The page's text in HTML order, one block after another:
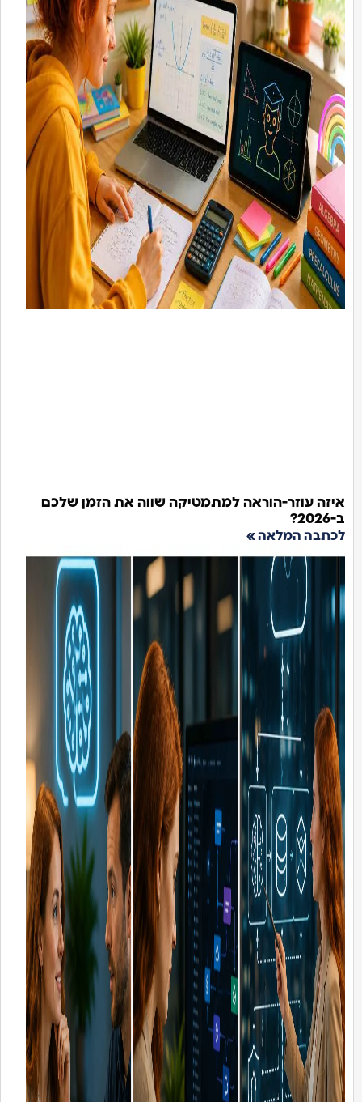
עוזר-הוראה למתמטיקה שווה את הזמן שלכם
המלאה »